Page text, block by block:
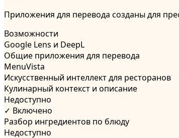
Приложения для перевода созданы для
Возможности
Google Lens и DeepL
Общие приложения для перевода
MenuVista
Искусственный интеллект для ресторанов
Кулинарный контекст и описание
Недоступно
✓ Включено
Разбор ингредиентов по блюду
Недоступно